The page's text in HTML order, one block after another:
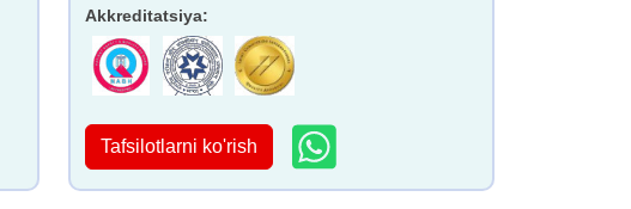
Akkreditatsiya:
Tafsilotlarni ko'rish